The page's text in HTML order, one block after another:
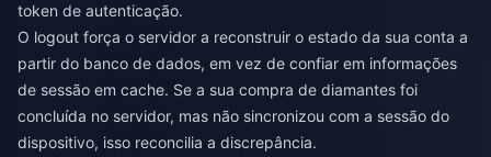
token de autenticação.
O logout força o servidor a reconstruir o estado da sua conta a
partir do banco de dados, em vez de confiar em informações
de sessão em cache. Se a sua compra de diamantes foi
concluída no servidor, mas não sincronizou com a sessão do
dispositivo, isso reconcilia a discrepância.